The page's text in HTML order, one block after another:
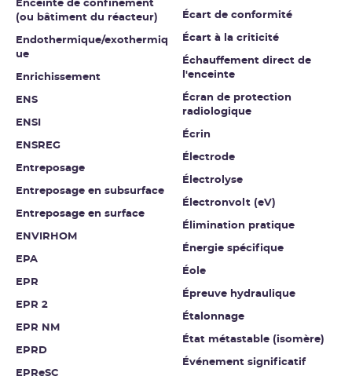
Enceinte de confinement
(ou bâtiment du réacteur)
Endothermique/exothermiq
ue
Enrichissement
ENS
ENSI
ENSREG
Entreposage
Entreposage en subsurface
Entreposage en surface
ENVIRHOM
EPA
EPR
EPR 2
EPR NM
EPRD
EPReSC
Écart de conformité
Écart à la criticité
Échauffement direct de
l'enceinte
Écran de protection
radiologique
Écrin
Électrode
Électrolyse
Électronvolt (eV)
Élimination pratique
Énergie spécifique
Éole
Épreuve hydraulique
Étalonnage
État métastable (isomère)
Événement significatif